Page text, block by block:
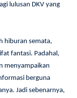
lulusan DKV yang
hiburan semata,
fantasi. Padahal,
menyampaikan
berguna
Jadi sebenarnya,